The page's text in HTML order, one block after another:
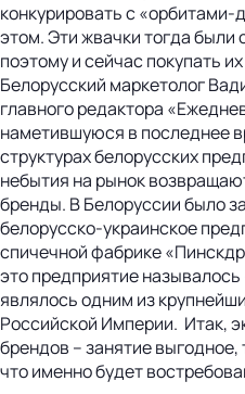
конкурировать с
этом. Эти жвачки тогда были
поэтому и сейчас покупать
Белорусский маркетолог
главного редактора
наметившуюся в последнее
структурах белорусских
небытия на рынок
бренды. В Белоруссии было
белорусско-украинское
спичечной фабрике
это предприятие
являлось одним из
Российской Империи. Итак,
брендов – занятие
что именно будет